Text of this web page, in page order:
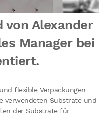
von Alexander
Manager bei
flexible Verpackungen
verwendeten Substrate und
der Substrate für